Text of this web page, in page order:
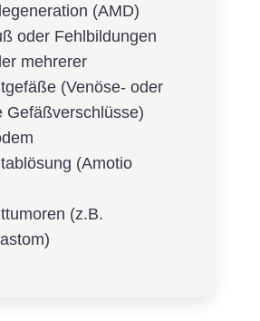
(AMD)
oder Fehlbildungen
mehrerer
(Venöse- oder
Gefäßverschlüsse)
(Amotio
(z.B.